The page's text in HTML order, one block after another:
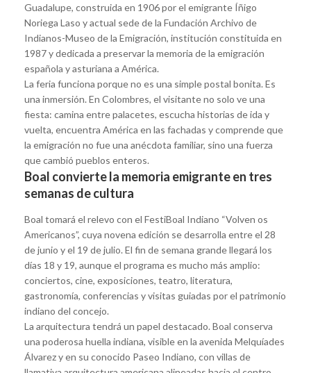
Guadalupe, construida en 1906 por el emigrante Íñigo
Noriega Laso y actual sede de la Fundación Archivo de
Indianos-Museo de la Emigración, institución constituida en
1987 y dedicada a preservar la memoria de la emigración
española y asturiana a América.
La feria funciona porque no es una simple postal bonita. Es
una inmersión. En Colombres, el visitante no solo ve una
fiesta: camina entre palacetes, escucha historias de ida y
vuelta, encuentra América en las fachadas y comprende que
la emigración no fue una anécdota familiar, sino una fuerza
que cambió pueblos enteros.
Boal convierte la memoria emigrante en tres
semanas de cultura
Boal tomará el relevo con el FestiBoal Indiano “Volven os
Americanos”, cuya novena edición se desarrolla entre el 28
de junio y el 19 de julio. El fin de semana grande llegará los
días 18 y 19, aunque el programa es mucho más amplio:
conciertos, cine, exposiciones, teatro, literatura,
gastronomía, conferencias y visitas guiadas por el patrimonio
indiano del concejo.
La arquitectura tendrá un papel destacado. Boal conserva
una poderosa huella indiana, visible en la avenida Melquíades
Álvarez y en su conocido Paseo Indiano, con villas de